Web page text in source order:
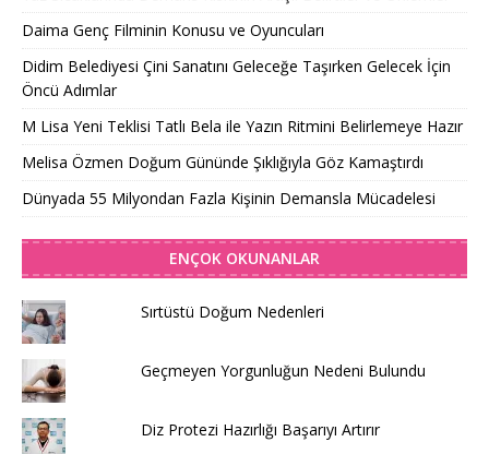
Daima Genç Filminin Konusu ve Oyuncuları
Didim Belediyesi Çini Sanatını Geleceğe Taşırken Gelecek İçin
Öncü Adımlar
M Lisa Yeni Teklisi Tatlı Bela ile Yazın Ritmini Belirlemeye Hazır
Melisa Özmen Doğum Gününde Şıklığıyla Göz Kamaştırdı
Dünyada 55 Milyondan Fazla Kişinin Demansla Mücadelesi
ENÇOK OKUNANLAR
Sırtüstü Doğum Nedenleri
Geçmeyen Yorgunluğun Nedeni Bulundu
Diz Protezi Hazırlığı Başarıyı Artırır